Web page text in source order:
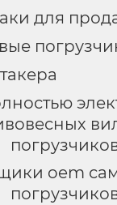
для
oem